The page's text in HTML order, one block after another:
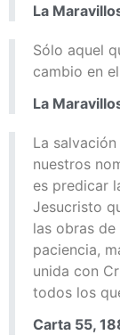
La
Sólo aquel
cambio en
La
La
nuestros
es predicar
Jesucristo
las obras
paciencia,
unida con
todos los
Carta 55,